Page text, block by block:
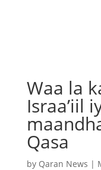
Waa la
Israa’iil
Qasa
by Qaran News |